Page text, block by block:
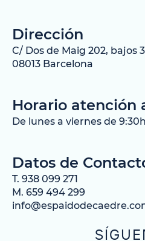
Dirección
C/ Dos de Maig 202, bajos 3
08013 Barcelona
Horario atención
De lunes a viernes de
Datos de
T. 938 099 271
M. 659 494 299